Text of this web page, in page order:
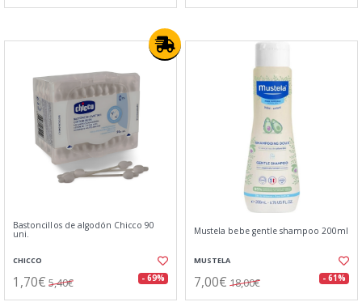
Bastoncillos de algodón Chicco 90
uni.
CHICCO
1,70€ 5,40€ - 69%
Mustela bebe gentle shampoo 200ml
MUSTELA
7,00€ 18,00€ - 61%